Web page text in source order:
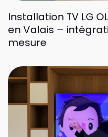
Installation TV LG
en Valais –
mesure